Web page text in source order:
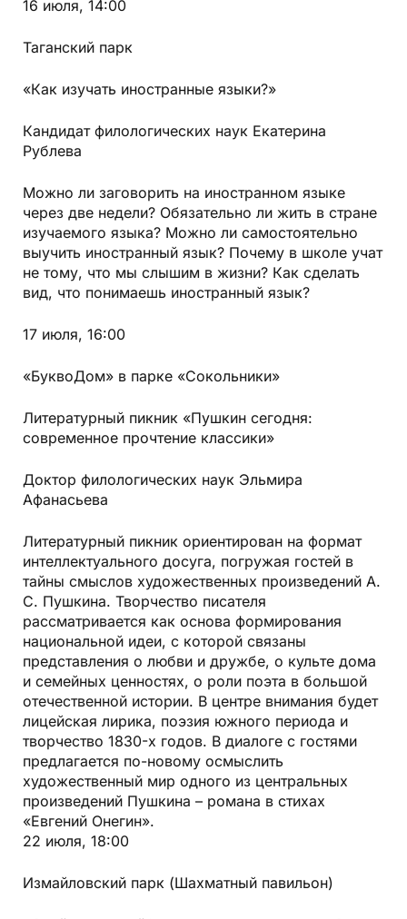
16 июля, 14:00
Таганский парк
«Как изучать иностранные языки?»
Кандидат филологических наук Екатерина
Рублева
Можно ли заговорить на иностранном языке
через две недели? Обязательно ли жить в стране
изучаемого языка? Можно ли самостоятельно
выучить иностранный язык? Почему в школе учат
не тому, что мы слышим в жизни? Как сделать
вид, что понимаешь иностранный язык?
17 июля, 16:00
«БуквоДом» в парке «Сокольники»
Литературный пикник «Пушкин сегодня:
современное прочтение классики»
Доктор филологических наук Эльмира
Афанасьева
Литературный пикник ориентирован на формат
интеллектуального досуга, погружая гостей в
тайны смыслов художественных произведений А.
С. Пушкина. Творчество писателя
рассматривается как основа формирования
национальной идеи, с которой связаны
представления о любви и дружбе, о культе дома
и семейных ценностях, о роли поэта в большой
отечественной истории. В центре внимания будет
лицейская лирика, поэзия южного периода и
творчество 1830-х годов. В диалоге с гостями
предлагается по-новому осмыслить
художественный мир одного из центральных
произведений Пушкина – романа в стихах
«Евгений Онегин».
22 июля, 18:00
Измайловский парк (Шахматный павильон)